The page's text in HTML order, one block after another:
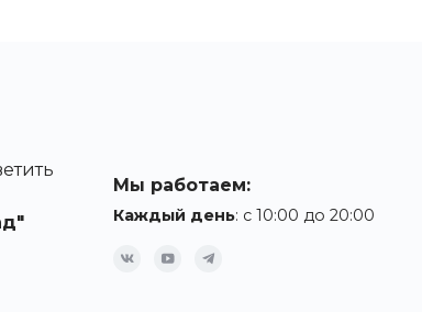
Мы работаем:
Каждый день: с 10:00 до 20:00